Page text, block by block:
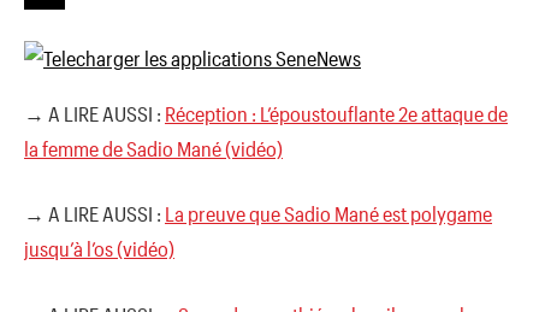
→ A LIRE AUSSI : Réception : L’époustouflante 2e attaque de
la femme de Sadio Mané (vidéo)
→ A LIRE AUSSI : La preuve que Sadio Mané est polygame
jusqu’à l’os (vidéo)